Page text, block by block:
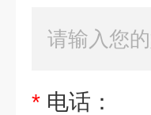
* 电话：